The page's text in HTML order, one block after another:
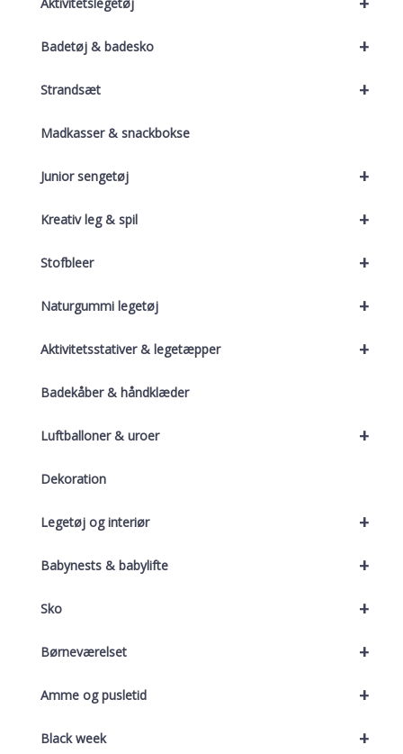
+
Badetøj & badesko
+
Strandsæt
Madkasser & snackbokse
+
Junior sengetøj
+
Kreativ leg & spil
+
Stofbleer
+
Naturgummi legetøj
+
Aktivitetsstativer & legetæpper
Badekåber & håndklæder
+
Luftballoner & uroer
Dekoration
+
Legetøj og interiør
+
Babynests & babylifte
+
Sko
+
Børneværelset
+
Amme og pusletid
+
Black week